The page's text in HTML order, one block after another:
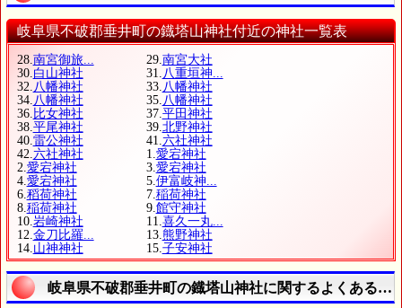
岐阜県不破郡垂井町の鐡塔山神社付近の神社一覧表
28. 南宮御旅... 29. 南宮大社
30. 白山神社 31. 八重垣神...
32. 八幡神社 33. 八幡神社
34. 八幡神社 35. 八幡神社
36. 比女神社 37. 平田神社
38. 平尾神社 39. 北野神社
40. 雷公神社 41. 六社神社
42. 六社神社 1. 愛宕神社
2. 愛宕神社 3. 愛宕神社
4. 愛宕神社 5. 伊富岐神...
6. 稻荷神社 7. 稲荷神社
8. 稲荷神社 9. 館守神社
10. 岩崎神社 11. 喜久一丸...
12. 金刀比羅... 13. 熊野神社
14. 山神神社 15. 子安神社
岐阜県不破郡垂井町の鐡塔山神社に関するよくある質